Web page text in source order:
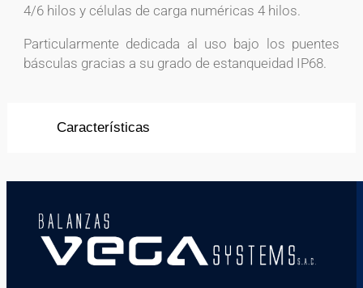
Características
4/6 hilos y células de carga numéricas 4 hilos.
Particularmente dedicada al uso bajo los puentes
básculas gracias a su grado de estanqueidad IP68.